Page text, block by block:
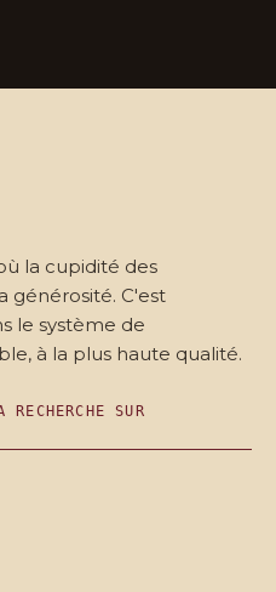
la cupidité des
générosité. C'est
le système de
à la plus haute qualité.
SUR